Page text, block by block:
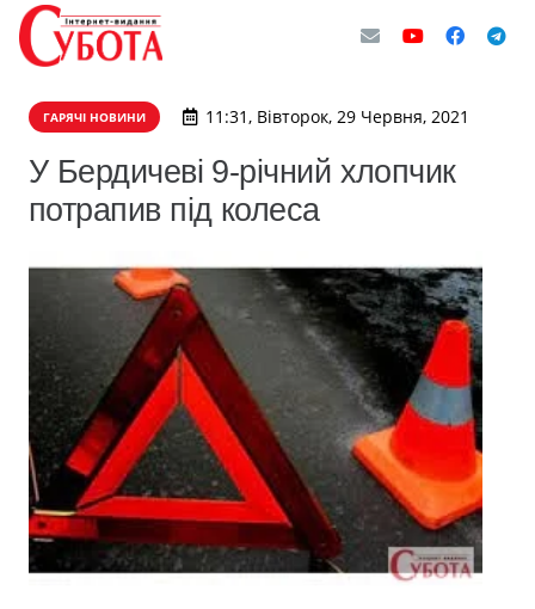
ГАРЯЧІ НОВИНИ 11:31, Вівторок, 29 Червня, 2021
У Бердичеві 9-річний хлопчик
потрапив під колеса